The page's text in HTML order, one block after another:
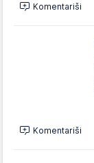
Komentariši
Komentariši